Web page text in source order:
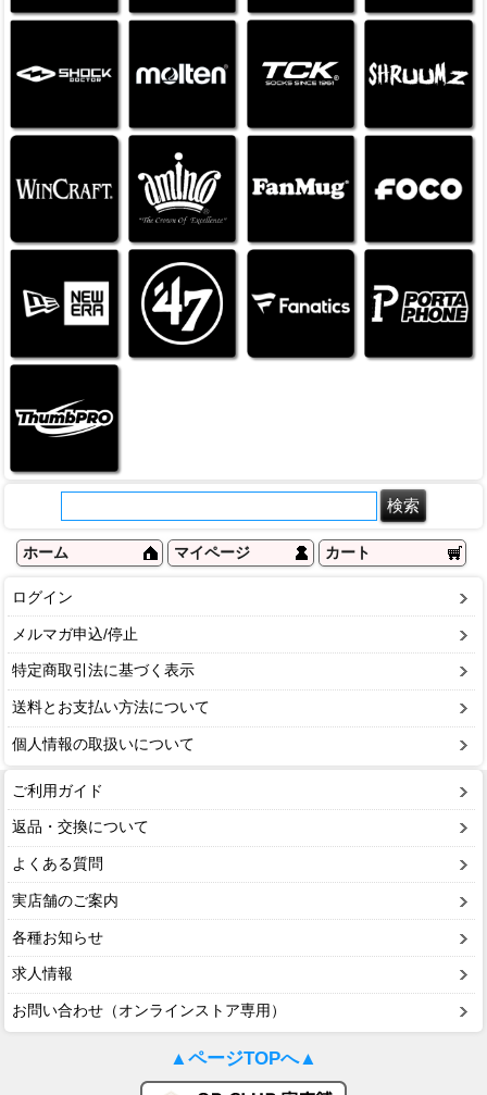
ホーム マイページ カート
ログイン
メルマガ申込/停止
特定商取引法に基づく表示
送料とお支払い方法について
個人情報の取扱いについて
ご利用ガイド
返品・交換について
よくある質問
実店舗のご案内
各種お知らせ
求人情報
お問い合わせ（オンラインストア専用）
▲ページTOPへ▲